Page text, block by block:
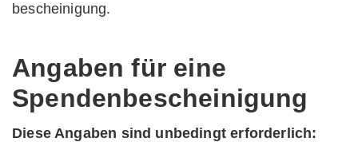
bescheinigung.
Angaben für eine
Spendenbescheinigung
Diese Angaben sind unbedingt erforderlich: